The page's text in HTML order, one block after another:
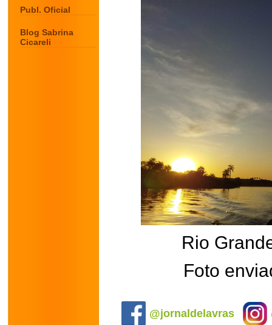
Publ. Oficial
Blog Sabrina
Cicareli
Rio
Foto
@jornaldelavras